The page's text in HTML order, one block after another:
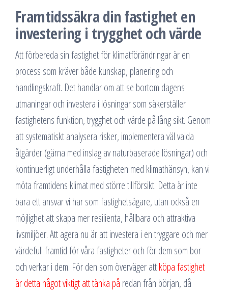
Framtidssäkra din fastighet en
investering i trygghet och värde
Att förbereda sin fastighet för klimatförändringar är en
process som kräver både kunskap, planering och
handlingskraft. Det handlar om att se bortom dagens
utmaningar och investera i lösningar som säkerställer
fastighetens funktion, trygghet och värde på lång sikt. Genom
att systematiskt analysera risker, implementera väl valda
åtgärder (gärna med inslag av naturbaserade lösningar) och
kontinuerligt underhålla fastigheten med klimathänsyn, kan vi
möta framtidens klimat med större tillförsikt. Detta är inte
bara ett ansvar vi har som fastighetsägare, utan också en
möjlighet att skapa mer resilienta, hållbara och attraktiva
livsmiljöer. Att agera nu är att investera i en tryggare och mer
värdefull framtid för våra fastigheter och för dem som bor
och verkar i dem. För den som överväger attköpa fastighet
är detta något viktigt att tänka på redan från början, då